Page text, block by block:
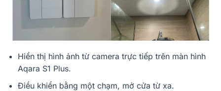
Hiển thị hình ảnh từ camera trực tiếp trên màn hình
Aqara S1 Plus.
Điều khiển bằng một chạm, mở cửa từ xa.